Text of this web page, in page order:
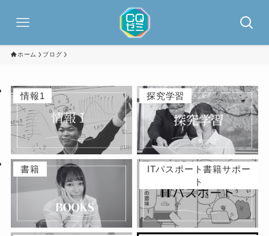
ホーム ブログ
情報1 探究学習
書籍
ITパスポート書籍サポー
ト